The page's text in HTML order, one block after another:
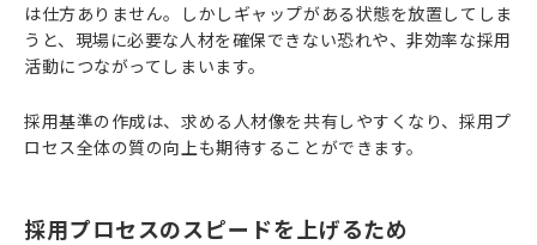
は仕方ありません。しかしギャップがある状態を放置してしま
うと、現場に必要な人材を確保できない恐れや、非効率な採用
活動につながってしまいます。
採用基準の作成は、求める人材像を共有しやすくなり、採用プ
ロセス全体の質の向上も期待することができます。
採用プロセスのスピードを上げるため